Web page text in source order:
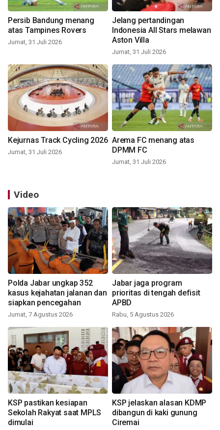
Persib Bandung menang
atas Tampines Rovers
Jumat, 31 Juli 2026
Jelang pertandingan
Indonesia All Stars melawan
Aston Villa
Jumat, 31 Juli 2026
Kejurnas Track Cycling 2026
Jumat, 31 Juli 2026
Arema FC menang atas
DPMM FC
Jumat, 31 Juli 2026
Video
Polda Jabar ungkap 352
kasus kejahatan jalanan dan
siapkan pencegahan
Jumat, 7 Agustus 2026
Jabar jaga program
prioritas di tengah defisit
APBD
Rabu, 5 Agustus 2026
KSP pastikan kesiapan
Sekolah Rakyat saat MPLS
dimulai
KSP jelaskan alasan KDMP
dibangun di kaki gunung
Ciremai